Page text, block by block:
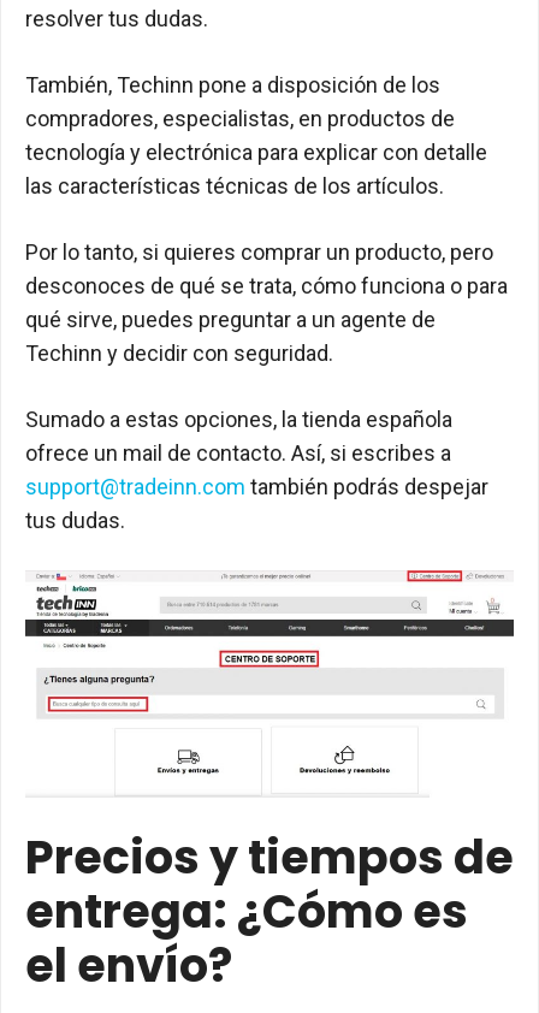
resolver tus dudas.
También, Techinn pone a disposición de los
compradores, especialistas, en productos de
tecnología y electrónica para explicar con detalle
las características técnicas de los artículos.
Por lo tanto, si quieres comprar un producto, pero
desconoces de qué se trata, cómo funciona o para
qué sirve, puedes preguntar a un agente de
Techinn y decidir con seguridad.
Sumado a estas opciones, la tienda española
ofrece un mail de contacto. Así, si escribes a
support@tradeinn.com también podrás despejar
tus dudas.
Precios y tiempos de
entrega: ¿Cómo es
el envío?